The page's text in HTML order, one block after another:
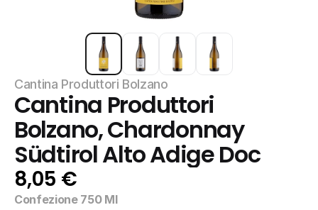
Cantina Produttori Bolzano
Cantina Produttori
Bolzano, Chardonnay
Südtirol Alto Adige Doc
8,05 €
Confezione 750 Ml